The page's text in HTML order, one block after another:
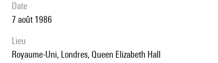
date
7 août 1986
lieu
Royaume-Uni, Londres, Queen Elizabeth Hall